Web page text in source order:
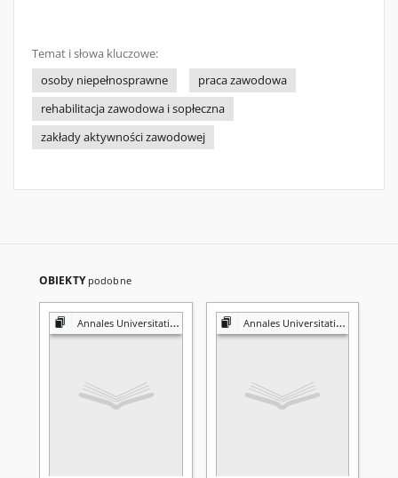
Temat i słowa kluczowe:
osoby niepełnosprawne
praca zawodowa
rehabilitacja zawodowa i sopłeczna
zakłady aktywności zawodowej
OBIEKTY podobne
Annales Universitatis Mariae Curie-Skłodowska. Sectio D, Medicina Annales Universitatis Mariae Curie-Skłodowska. Sectio D, Medicina